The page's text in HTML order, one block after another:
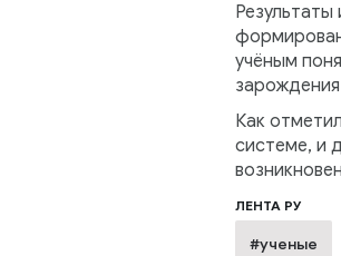
учёным
Как
системе, и
ЛЕНТА РУ
#ученые